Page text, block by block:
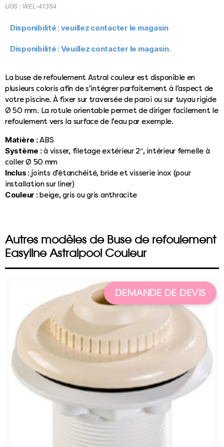
Disponibilité : veuillez contacter le magasin
La buse de refoulement Astral couleur est disponible en
plusieurs coloris afin de s’intégrer parfaitement à l’aspect de
votre piscine. À fixer sur traversée de paroi ou sur tuyau rigide
Ø 50 mm. La rotule orientable permet de diriger facilement le
refoulement vers la surface de l’eau par exemple.
Matière :ABS
Système :à visser, filetage extérieur 2″, intérieur femelle à
coller Ø 50 mm
Inclus :joints d’étanchéité, bride et visserie inox (pour
installation sur liner)
Couleur :beige, gris ou gris anthracite
Disponibilité : Veuillez contacter le magasin.
UGS : WEL-41354
Autres modèles de Buse de refoulement
Easyline Astralpool Couleur
DEMANDE DE DEVIS